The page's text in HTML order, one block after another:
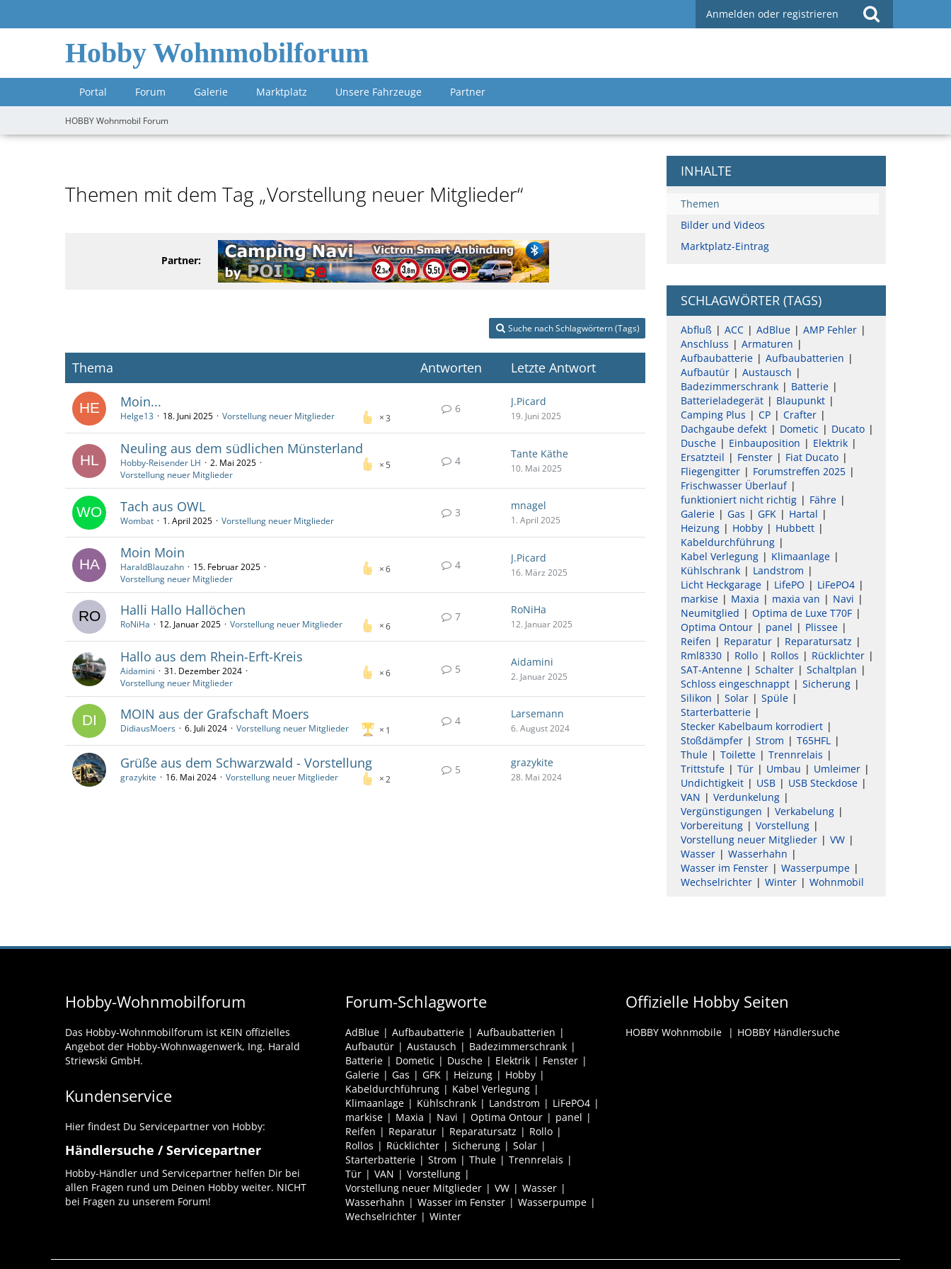
Anmelden oder registrieren
Hobby Wohnmobilforum
Portal Forum Galerie Marktplatz Unsere Fahrzeuge Partner
HOBBY Wohnmobil Forum
Themen mit dem Tag „Vorstellung neuer Mitglieder“
Partner:
Suche nach Schlagwörtern (Tags)
Thema Antworten
Letzte Antwort
Moin...
3
Helge13 18. Juni 2025 Vorstellung neuer Mitglieder
6
J.Picard
19. Juni 2025
Neuling aus dem südlichen Münsterland
5
Hobby-Reisender LH
2. Mai 2025
Vorstellung neuer Mitglieder
4
Tante Käthe
10. Mai 2025
Tach aus OWL
Wombat 1. April 2025 Vorstellung neuer Mitglieder
3
mnagel
1. April 2025
Moin Moin
6
HaraldBlauzahn
15. Februar 2025
Vorstellung neuer Mitglieder
4
J.Picard
16. März 2025
Halli Hallo Hallöchen
6
RoNiHa 12. Januar 2025 Vorstellung neuer Mitglieder
7
RoNiHa
12. Januar 2025
Hallo aus dem Rhein-Erft-Kreis
6
Aidamini
31. Dezember 2024
Vorstellung neuer Mitglieder
5
Aidamini
2. Januar 2025
MOIN aus der Grafschaft Moers
1
DidiausMoers 6. Juli 2024 Vorstellung neuer Mitglieder
4
Larsemann
6. August 2024
Grüße aus dem Schwarzwald - Vorstellung
2
grazykite 16. Mai 2024 Vorstellung neuer Mitglieder
5
grazykite
28. Mai 2024
INHALTE
Themen
Bilder und Videos
Marktplatz-Eintrag
SCHLAGWÖRTER (TAGS)
Abfluß ACC AdBlue
AMP Fehler
Anschluss
Armaturen
Aufbaubatterie
Aufbaubatterien
Aufbautür
Austausch
Badezimmerschrank
Batterie
Batterieladegerät
Blaupunkt
Camping Plus
CP
Crafter
Dachgaube defekt
Dometic
Ducato
Dusche
Einbauposition
Elektrik
Ersatzteil
Fenster
Fiat Ducato
Fliegengitter
Forumstreffen 2025
Frischwasser Überlauf
funktioniert nicht richtig
Fähre
Galerie
Gas GFK
Hartal
Heizung
Hobby
Hubbett
Kabeldurchführung
Kabel Verlegung
Klimaanlage
Kühlschrank
Landstrom
Licht Heckgarage
LifePO
LiFePO4
markise
Maxia maxia van
Navi
Neumitglied
Optima de Luxe T70F
Optima Ontour
panel
Plissee
Reifen
Reparatur
Reparatursatz
Rml8330
Rollo Rollos
Rücklichter
SAT-Antenne
Schalter
Schaltplan
Schloss eingeschnappt
Sicherung
Silikon
Solar
Spüle
Starterbatterie
Stecker Kabelbaum korrodiert
Stoßdämpfer
Strom
T65HFL
Thule
Toilette
Trennrelais
Trittstufe
Tür Umbau
Umleimer
Undichtigkeit
USB
USB Steckdose
VAN
Verdunkelung
Vergünstigungen
Verkabelung
Vorbereitung
Vorstellung
Vorstellung neuer Mitglieder
VW
Wasser
Wasserhahn
Wasser im Fenster
Wasserpumpe
Wechselrichter
Winter Wohnmobil
Hobby-Wohnmobilforum
Das Hobby-Wohnmobilforum ist KEIN offizielles
Angebot der Hobby-Wohnwagenwerk, Ing. Harald
Striewski GmbH.
Kundenservice
Hier findest Du Servicepartner von Hobby:
Händlersuche / Servicepartner
Hobby-Händler und Servicepartner helfen Dir bei
allen Fragen rund um Deinen Hobby weiter. NICHT
bei Fragen zu unserem Forum!
Forum-Schlagworte
AdBlue Aufbaubatterie
Aufbaubatterien
Aufbautür
Austausch
Badezimmerschrank
Batterie
Dometic Dusche Elektrik
Fenster
Galerie
Gas GFK Heizung
Hobby
Kabeldurchführung
Kabel Verlegung
Klimaanlage
Kühlschrank Landstrom
LiFePO4
markise
Maxia Navi Optima Ontour
panel
Reifen
Reparatur Reparatursatz
Rollo
Rollos
Rücklichter Sicherung
Solar
Starterbatterie
Strom Thule
Trennrelais
Tür
VAN
Vorstellung
Vorstellung neuer Mitglieder
VW
Wasser
Wasserhahn
Wasser im Fenster
Wasserpumpe
Wechselrichter
Winter
Offizielle Hobby Seiten
HOBBY Wohnmobile HOBBY Händlersuche